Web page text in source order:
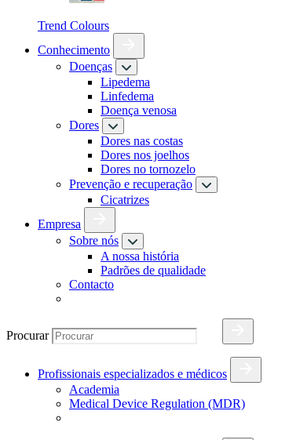
Trend Colours
Conhecimento
Doenças
Lipedema
Linfedema
Doença venosa
Dores
Dores nas costas
Dores nos joelhos
Dores no tornozelo
Prevenção e recuperação
Cicatrizes
Empresa
Sobre nós
A nossa história
Padrões de qualidade
Contacto
Procurar
Profissionais especializados e médicos
Academia
Medical Device Regulation (MDR)